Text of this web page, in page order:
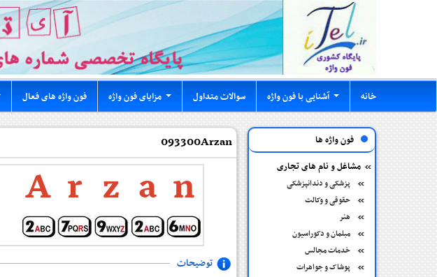
فون واژه های فعال مزایای فون واژه سوالات متداول آشنایی با فون واژه خانه
093300Arzan
A r z a n
توضیحات
فون واژه ها
مشاغل و نام های تجاری
پزشکی و دندانپزشکی
حقوقی و وکالت
هنر
مبلمان و دکوراسیون
خدمات مجالس
پوشاک و جواهرات